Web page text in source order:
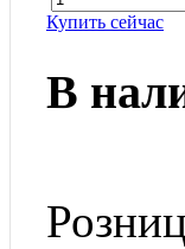
Купить сейчас
В